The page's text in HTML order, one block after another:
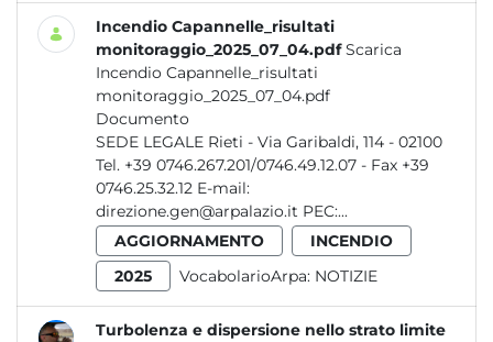
Incendio Capannelle_risultati
monitoraggio_2025_07_04.pdf Scarica
Incendio Capannelle_risultati
monitoraggio_2025_07_04.pdf
Documento
SEDE LEGALE Rieti - Via Garibaldi, 114 - 02100
Tel. +39 0746.267.201/0746.49.12.07 - Fax +39
0746.25.32.12 E-mail:
direzione.gen@arpalazio.it PEC:...
AGGIORNAMENTO
INCENDIO
2025
VocabolarioArpa: NOTIZIE
Turbolenza e dispersione nello strato limite